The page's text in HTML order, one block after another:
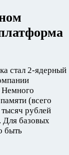
стал 2-ядерный
Немного
(всего
рублей
Для базовых
быть